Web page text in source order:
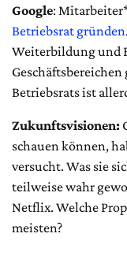
Google:
Betriebsrat gründen
Weiterbildung und
Betriebsrats ist
Zukunftsvisionen:
schauen können,
versucht. Was sie
teilweise wahr
Netflix. Welche
meisten?